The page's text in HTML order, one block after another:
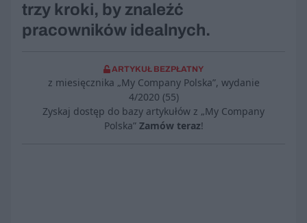
trzy kroki, by znaleźć
pracowników idealnych.
ARTYKUŁ BEZPŁATNY
z miesięcznika „My Company Polska”, wydanie
4/2020 (55)
Zyskaj dostęp do bazy artykułów z „My Company
Polska” Zamów teraz!